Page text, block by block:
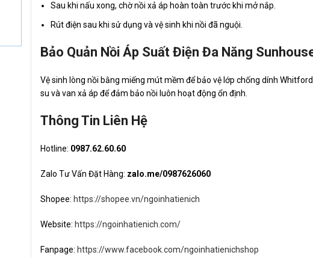
Sau khi nấu xong, chờ nồi xả áp hoàn toàn trước khi mở nắp.
Rút điện sau khi sử dụng và vệ sinh khi nồi đã nguội.
Bảo Quản Nồi Áp Suất Điện Đa Năng
Vệ sinh lòng nồi bằng miếng mút mềm để bảo vệ lớp chống dính
su và van xả áp để đảm bảo nồi luôn hoạt động ổn định.
Thông Tin Liên Hệ
Hotline: 0987.62.60.60
Zalo Tư Vấn Đặt Hàng: zalo.me/0987626060
Shopee: https://shopee.vn/ngoinhatienich
Website: https://ngoinhatienich.com/
Fanpage: https://www.facebook.com/ngoinhatienichshop